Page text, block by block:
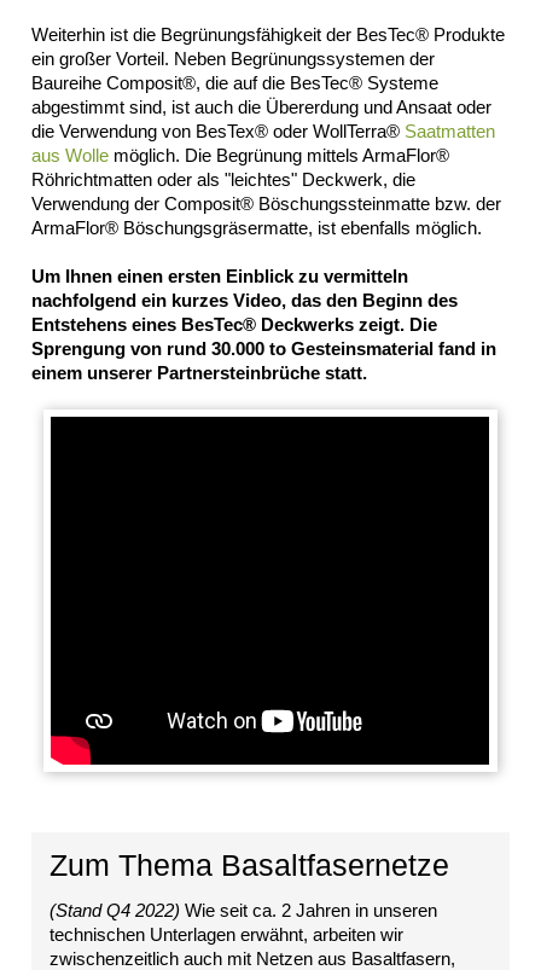
Repotex®
Schwimmmatten
und
taue
(RepoFloat)
Wasserspeichermatte
Impressum
Datenschutz
Suche
MENÜ
Impressum
Datenschutz
Suche
XylithFloat®
Zeolithinsel
Zeolithkissen
Zeolithwalze
Weiterhin ist die Begrünungsfähigkeit der BesTec® Produkte
ein großer Vorteil. Neben Begrünungssystemen der
Baureihe Composit®, die auf die BesTec® Systeme
abgestimmt sind, ist auch die Übererdung und Ansaat oder
die Verwendung von BesTex® oder WollTerra® Saatmatten
aus Wolle möglich. Die Begrünung mittels ArmaFlor®
Röhrichtmatten oder als "leichtes" Deckwerk, die
Verwendung der Composit® Böschungssteinmatte bzw. der
ArmaFlor® Böschungsgräsermatte, ist ebenfalls möglich.
Um Ihnen einen ersten Einblick zu vermitteln
nachfolgend ein kurzes Video, das den Beginn des
Entstehens eines BesTec® Deckwerks zeigt. Die
Sprengung von rund 30.000 to Gesteinsmaterial fand in
einem unserer Partnersteinbrüche statt.
Zum Thema Basaltfasernetze
(Stand Q4 2022) Wie seit ca. 2 Jahren in unseren
technischen Unterlagen erwähnt, arbeiten wir
zwischenzeitlich auch mit Netzen aus Basaltfasern,